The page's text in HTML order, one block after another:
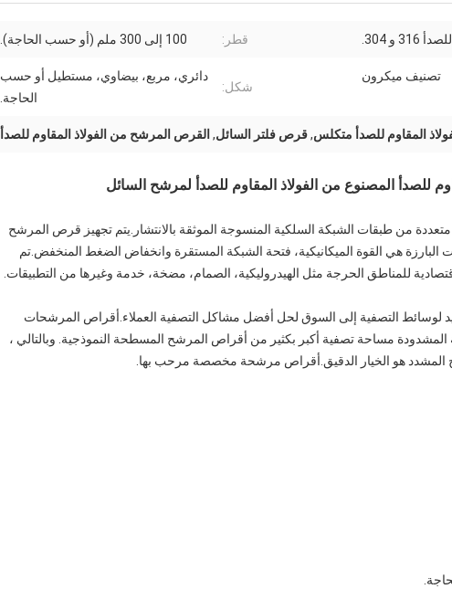
و 304. قطر: 100 إلى 300 ملم (أو حسب الحاجة).
تصنيف ميكرون
شكل:
دائري، مربع، بيضاوي، مستطيل أو حسب
الحاجة.
المقاوم للصدأ متكلس,قرص فلتر السائل, القرص المرشح من الفولاذ المقاوم للصدأ
للصدأ المصنوع من الفولاذ المقاوم للصدأ لمرشح السائل
من طبقات الشبكة السلكية المنسوجة الموثقة بالانتشار.يتم تجهيز قرص المرشح
هي القوة الميكانيكية، فتحة الشبكة المستقرة وانخفاض الضغط المنخفض.تم
للمناطق الحرجة مثل الهيدروليكية، الصمام، مضخة، خدمة وغيرها من التطبيقات.
لوسائط التصفية إلى السوق لحل أفضل مشاكل التصفية العملاء.أقراص المرشحات
مساحة تصفية أكبر بكثير من أقراص المرشح المسطحة النموذجية. وبالتالي ،
المشدد هو الخيار الدقيق.أقراص مرشحة مخصصة مرحب بها.